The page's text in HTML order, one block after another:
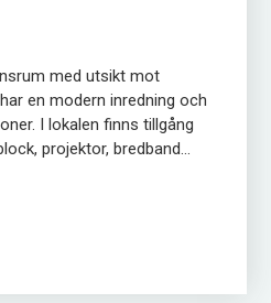
med utsikt mot
en modern inredning och
I lokalen finns tillgång
projektor, bredband...